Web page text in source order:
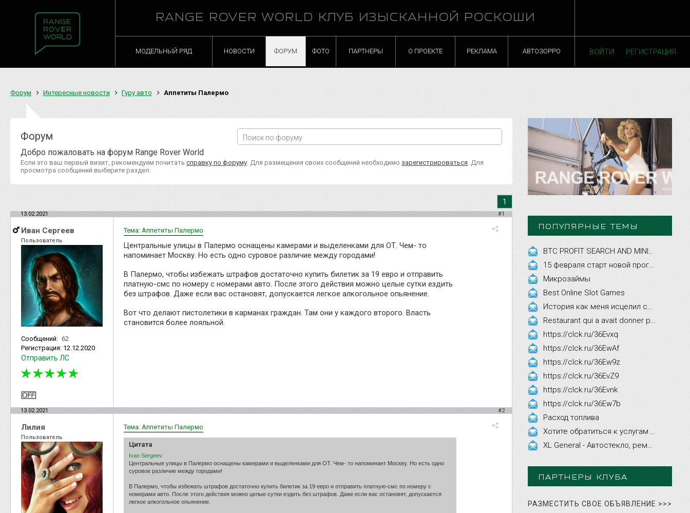
RANGE ROVER WORLD КЛУБ ИЗЫСКАННОЙ РОСКОШИ
МОДЕЛЬНЫЙ РЯД НОВОСТИ ФОРУМ ФОТО ПАРТНЕРЫ О ПРОЕКТЕ РЕКЛАМА АВТОЗОРРО ВОЙТИ РЕГИСТРАЦИЯ
Форум Интересные новости Гуру авто Аппетиты Палермо
Форум
Добро пожаловать на форум Range Rover World
Если это ваш первый визит, рекомендуем почитать справку по форуму . Для размещения своих сообщений необходимо зарегистрироваться . Для
просмотра сообщений выберите раздел.
1
13.02.2021 #1
Иван Сергеев
Пользователь
Сообщений: 62
Регистрация: 12.12.2020
Отправить ЛС
Тема: Аппетиты Палермо
Центральные улицы в Палермо оснащены камерами и выделенками для ОТ. Чем- то
напоминает Москву. Но есть одно суровое различие между городами!
В Палермо, чтобы избежать штрафов достаточно купить билетик за 19 евро и отправить
платную-смс по номеру с номерами авто. После этого действия можно целые сутки ездить
без штрафов. Даже если вас остановят, допускается легкое алкогольное опьянение.
Вот что делают пистолетики в карманах граждан. Там они у каждого второго. Власть
становится более лояльной.
13.02.2021 #2
Лилия
Пользователь
Тема: Аппетиты Палермо
Цитата
Ivan Sergeev
Центральные улицы в Палермо оснащены камерами и выделенками для ОТ. Чем- то напоминает Москву. Но есть одно
суровое различие между городами!
В Палермо, чтобы избежать штрафов достаточно купить билетик за 19 евро и отправить платную-смс по номеру с
номерами авто. После этого действия можно целые сутки ездить без штрафов. Даже если вас остановят, допускается
легкое алкогольное опьянение.
ПОПУЛЯРНЫЕ ТЕМЫ
Микрозаймы
Best Online Slot Games
https://clck.ru/36Evxq
https://clck.ru/36EwAf
https://clck.ru/36Ew9z
https://clck.ru/36EvZ9
https://clck.ru/36Evnk
https://clck.ru/36Ew7b
Расход топлива
ПАРТНЕРЫ КЛУБА
РАЗМЕСТИТЬ СВОЕ ОБЪЯВЛЕНИЕ >>>